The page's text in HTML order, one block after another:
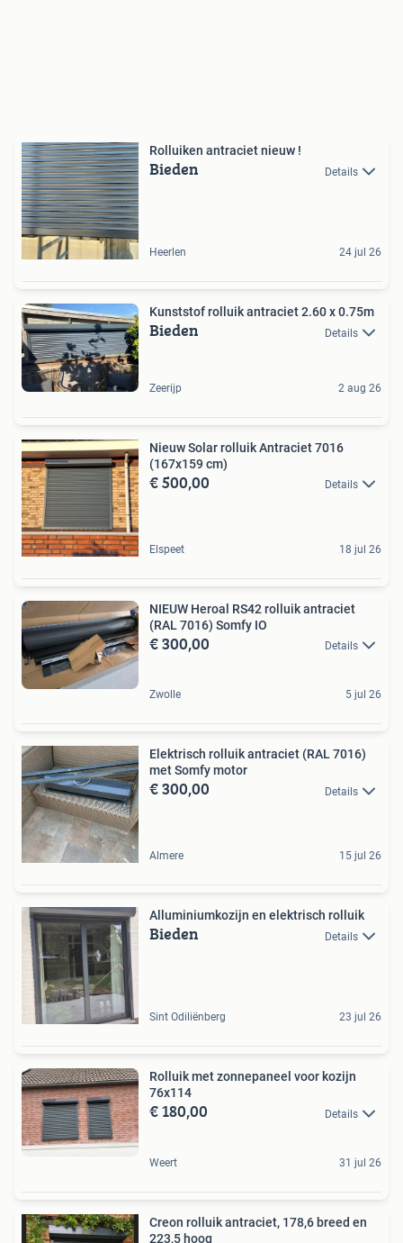
Rolluiken antraciet nieuw !
Bieden Details
Heerlen 24 jul 26
Kunststof rolluik antraciet 2.60 x 0.75m
Bieden Details
Zeerijp 2 aug 26
Nieuw Solar rolluik Antraciet 7016
(167x159 cm)
€ 500,00 Details
Elspeet 18 jul 26
NIEUW Heroal RS42 rolluik antraciet
(RAL 7016) Somfy IO
€ 300,00 Details
Zwolle 5 jul 26
Elektrisch rolluik antraciet (RAL 7016)
met Somfy motor
€ 300,00 Details
Almere 15 jul 26
Alluminiumkozijn en elektrisch rolluik
Bieden Details
Sint Odiliënberg 23 jul 26
Rolluik met zonnepaneel voor kozijn
76x114
€ 180,00 Details
Weert 31 jul 26
Creon rolluik antraciet, 178,6 breed en
223,5 hoog